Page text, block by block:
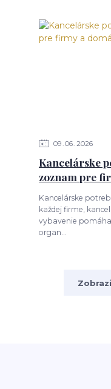
09 06 2026
Kancelárske
zoznam pre
Kancelárske
každej firme,
vybavenie
organ...